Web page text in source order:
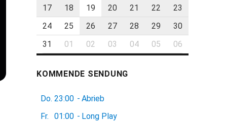
17
18 19 20 21 22
23
24
25 26 27 28 29
30
31
01 02 03 04 05 06
KOMMENDE SENDUNG
Do. 23:00 - Abrieb
Fr.
01:00 - Long Play